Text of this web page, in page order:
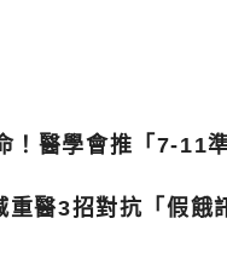
醫學會推「7-11
醫3招對抗「假餓